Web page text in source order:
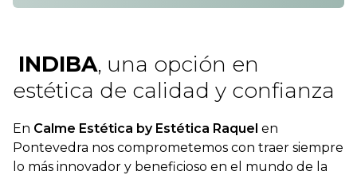
INDIBA, una opción en
estética de calidad y confianza
En Calme Estética by Estética Raquel en
Pontevedra nos comprometemos con traer siempre
lo más innovador y beneficioso en el mundo de la